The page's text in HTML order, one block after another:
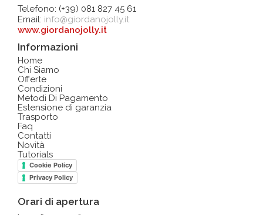
Telefono: (+39) 081 827 45 61
Email: info@giordanojolly.it
www.giordanojolly.it
Informazioni
Home
Chi Siamo
Offerte
Condizioni
Metodi Di Pagamento
Estensione di garanzia
Trasporto
Faq
Contatti
Novità
Tutorials
Cookie Policy
Privacy Policy
Orari di apertura